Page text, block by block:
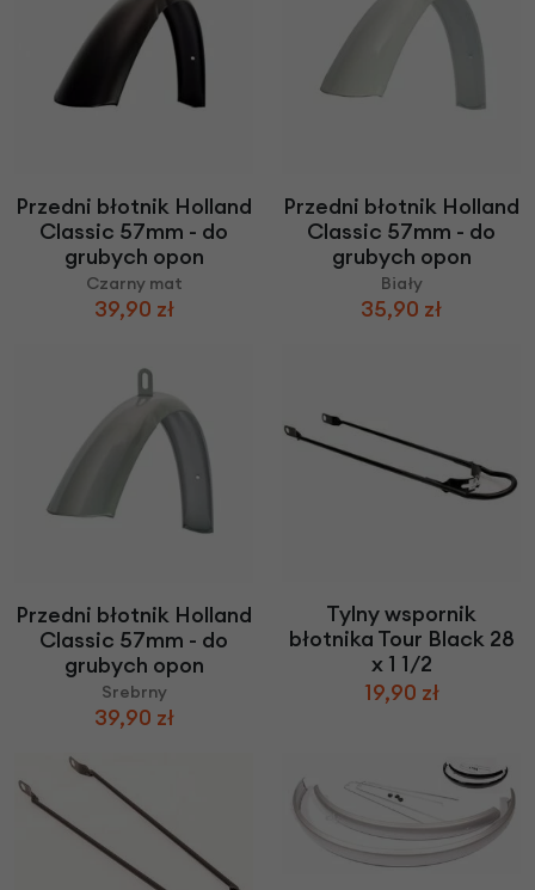
Przedni błotnik Holland
Classic 57mm - do
grubych opon
Czarny mat
39,90 zł
Przedni błotnik Holland
Classic 57mm - do
grubych opon
Biały
35,90 zł
Przedni błotnik Holland
Classic 57mm - do
grubych opon
Srebrny
39,90 zł
Tylny wspornik
błotnika Tour Black 28
x 1 1/2
19,90 zł